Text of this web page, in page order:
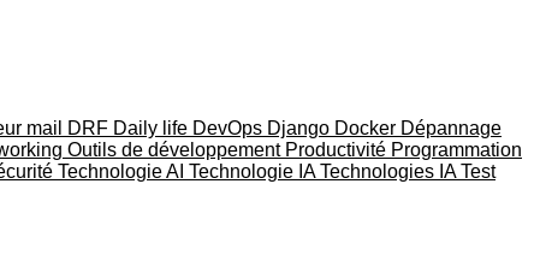
mail DRF Daily life DevOps Django Docker Dépannage
Outils de développement Productivité Programmation
Technologie AI Technologie IATechnologies IATest